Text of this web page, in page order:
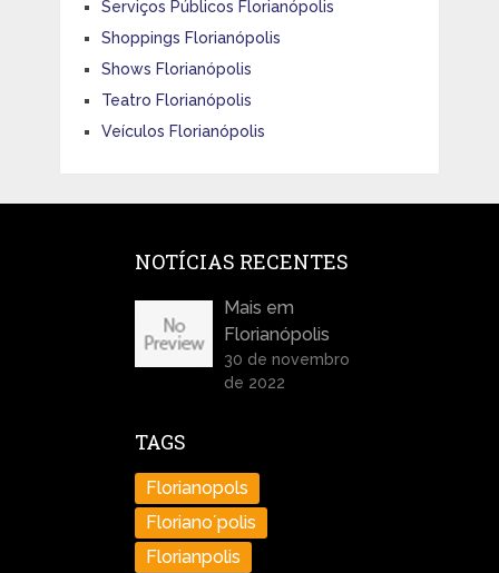
Serviços Públicos Florianópolis
Shoppings Florianópolis
Shows Florianópolis
Teatro Florianópolis
Veículos Florianópolis
NOTÍCIAS RECENTES
Mais em
Florianópolis
30 de novembro
de 2022
TAGS
Florianopols
Floriano´polis
Florianpolis